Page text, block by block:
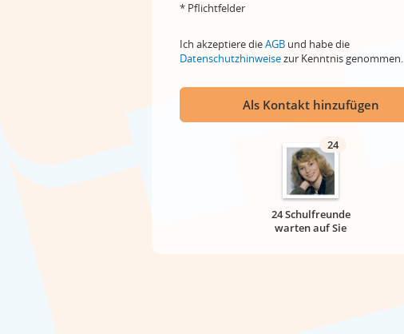
* Pflichtfelder
Ich akzeptiere dieAGB und habe die
Datenschutzhinweisezur Kenntnis genommen.
Als Kontakt hinzufügen
24
24 Schulfreunde
warten auf Sie